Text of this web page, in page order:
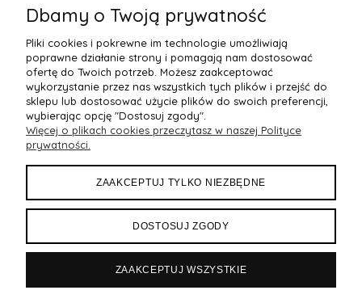
PUDROWY RÓŻ KRÓTKA
HISZPANKA
149,99 zł 249,99 zł
Do Koszyka
« 1 2 3 4
PŁATNOŚCI I DOSTAWA
REGULAMINY
Dbamy o Twoją prywatność
Pliki cookies i pokrewne im technologie umożliwiają
poprawne działanie strony i pomagają nam dostosować
ofertę do Twoich potrzeb. Możesz zaakceptować
wykorzystanie przez nas wszystkich tych plików i przejść do
sklepu lub dostosować użycie plików do swoich preferencji,
wybierając opcję "Dostosuj zgody".
Więcej o plikach cookies przeczytasz w naszej Polityce
prywatności.
ZAAKCEPTUJ TYLKO NIEZBĘDNE
DOSTOSUJ ZGODY
ZAAKCEPTUJ WSZYSTKIE